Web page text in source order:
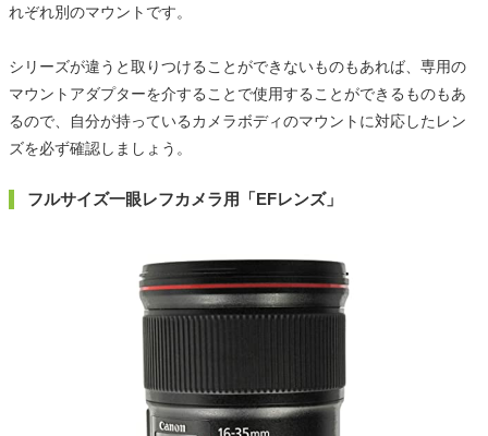
れぞれ別のマウントです。
シリーズが違うと取りつけることができないものもあれば、専用の
マウントアダプターを介することで使用することができるものもあ
るので、自分が持っているカメラボディのマウントに対応したレン
ズを必ず確認しましょう。
フルサイズ一眼レフカメラ用「EFレンズ」